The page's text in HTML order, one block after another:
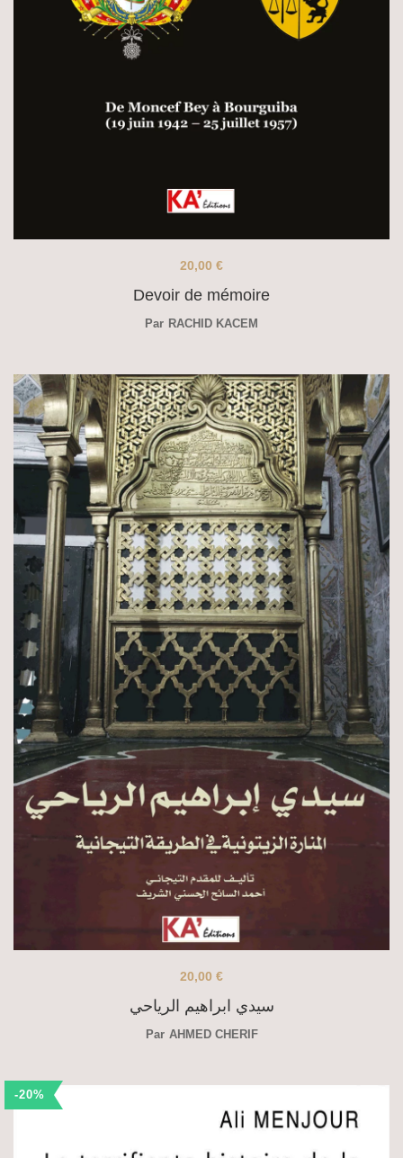
Devoir de mémoire
20,00 €
Par RACHID KACEM
سيدي ابراهيم الرياحي
20,00 €
Par AHMED CHERIF
-20%